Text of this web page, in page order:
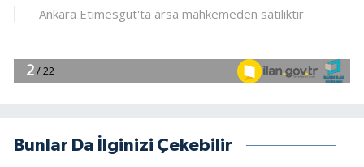
Bunlar Da İlginizi Çekebilir